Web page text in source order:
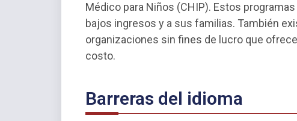
Médico para Niños (CHIP). Estos
bajos ingresos y a sus familias. También
organizaciones sin fines de lucro que
costo.
Barreras del idioma